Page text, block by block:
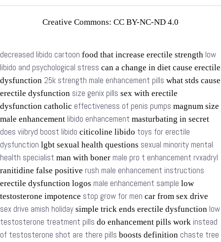
Creative Commons: CC BY-NC-ND 4.0
decreased libido cartoon food that increase erectile strength low
libido and psychological stress can a change in diet cause erectile
dysfunction 25k strength male enhancement pills what stds cause
erectile dysfunction size genix pills sex with erectile
dysfunction catholic effectiveness of penis pumps magnum size
male enhancement libido enhancement masturbating in secret
does viibryd boost libido citicoline libido toys for erectile
dysfunction lgbt sexual health questions sexual minority mental
health specialist man with boner male pro t enhancement rvxadryl
ranitidine false positive rush male enhancement instructions
erectile dysfunction logos male enhancement sample low
testosterone impotence stop grow for men car from sex drive
sex drive amish holiday simple trick ends erectile dysfunction low
testosterone treatment pills do enhancement pills work instead
of testosterone shot are there pills boosts definition chaste tree